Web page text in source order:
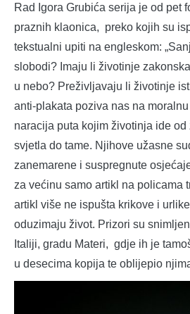
Rad Igora Grubića serija je od pet
praznih klaonica, preko kojih su
tekstualni upiti na engleskom:
slobodi? Imaju li životinje
u nebo? Preživljavaju li životinje
anti-plakata poziva nas na
naracija puta kojim životinja ide od
svjetla do tame. Njihove užasne
zanemarene i suspregnute
za većinu samo artikl na policama
artikl više ne ispušta krikove i
oduzimaju život. Prizori su
Italiji, gradu Materi, gdje ih je
u desecima kopija te oblijepio